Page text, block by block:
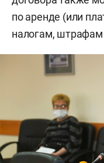
по аренде (или
налогам, штрафам